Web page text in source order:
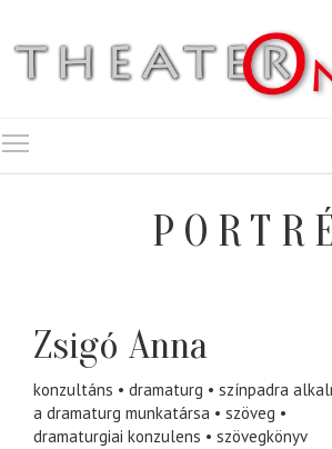
Zsigó Anna
konzultáns dramaturg színpadra
a dramaturg munkatársa
szöveg
dramaturgiai konzulens
szövegkönyv